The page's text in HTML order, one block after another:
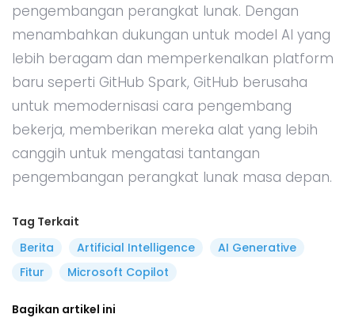
pengembangan perangkat lunak. Dengan
menambahkan dukungan untuk model AI yang
lebih beragam dan memperkenalkan platform
baru seperti GitHub Spark, GitHub berusaha
untuk memodernisasi cara pengembang
bekerja, memberikan mereka alat yang lebih
canggih untuk mengatasi tantangan
pengembangan perangkat lunak masa depan.
Tag Terkait
Berita
Artificial Intelligence
AI Generative
Fitur
Microsoft Copilot
Bagikan artikel ini